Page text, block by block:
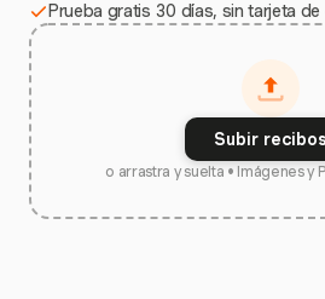
Prueba gratis 30 días, sin tarjeta
Subir recibos
o arrastra y suelta • Imágenes y